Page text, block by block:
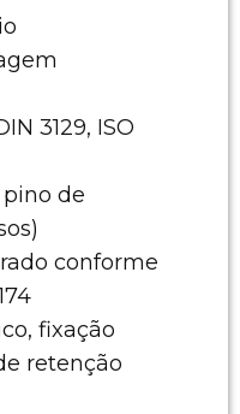
3129, ISO
de
conforme
fixação
retenção